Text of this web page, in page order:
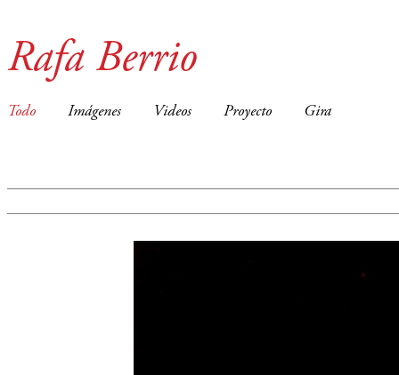
Rafa Berrio
Todo Imágenes Videos Proyecto Gira